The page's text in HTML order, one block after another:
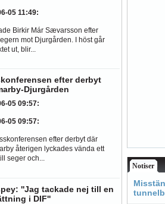
05 11:49:
Birkir Már Sævarsson efter
mot Djurgården. I höst går
ut, blir...
efter derbyt
Djurgården
05 09:57:
05 09:57:
efter derbyt där
återigen lyckades vända ett
seger och...
''Jag tackade nej till en
i DIF''
Notiser